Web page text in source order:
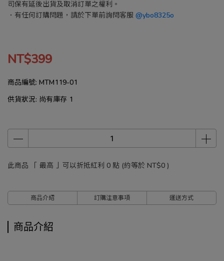
司保有延後出貨及取消訂單之權利。
．有任何訂購問題，請於下單前詢問客服 @ybo8325o
NT$399
商品編號: MTM119-01
供貨狀況: 尚有庫存 1
此商品 「 最高 」可以折抵紅利 0 點 (約等於 NT$0 )
商品介紹 訂購注意事項 運送方式
商品介紹